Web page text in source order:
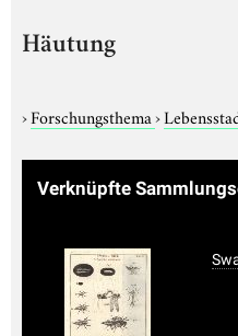
Häutung
›Forschungsthema›
Verknüpfte